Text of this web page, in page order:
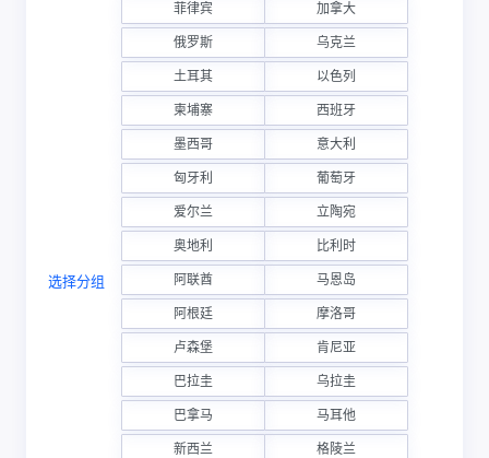
选择分组
菲律宾 加拿大
俄罗斯 乌克兰
土耳其 以色列
柬埔寨 西班牙
墨西哥 意大利
匈牙利 葡萄牙
爱尔兰 立陶宛
奥地利 比利时
阿联酋 马恩岛
阿根廷 摩洛哥
卢森堡 肯尼亚
巴拉圭 乌拉圭
巴拿马 马耳他
新西兰 格陵兰